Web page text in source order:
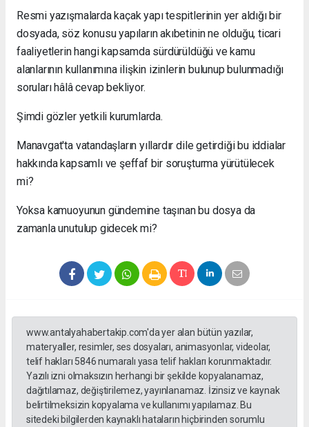
Resmi yazışmalarda kaçak yapı tespitlerinin yer aldığı bir
dosyada, söz konusu yapıların akıbetinin ne olduğu, ticari
faaliyetlerin hangi kapsamda sürdürüldüğü ve kamu
alanlarının kullanımına ilişkin izinlerin bulunup bulunmadığı
soruları hâlâ cevap bekliyor.
Şimdi gözler yetkili kurumlarda.
Manavgat'ta vatandaşların yıllardır dile getirdiği bu iddialar
hakkında kapsamlı ve şeffaf bir soruşturma yürütülecek
mi?
Yoksa kamuoyunun gündemine taşınan bu dosya da
zamanla unutulup gidecek mi?
www.antalyahabertakip.com'da yer alan bütün yazılar,
materyaller, resimler, ses dosyaları, animasyonlar, videolar,
telif hakları 5846 numaralı yasa telif hakları korunmaktadır.
Yazılı izni olmaksızın herhangi bir şekilde kopyalanamaz,
dağıtılamaz, değiştirilemez, yayınlanamaz. İzinsiz ve kaynak
belirtilmeksizin kopyalama ve kullanımı yapılamaz. Bu
sitedeki bilgilerden kaynaklı hataların hiçbirinden sorumlu